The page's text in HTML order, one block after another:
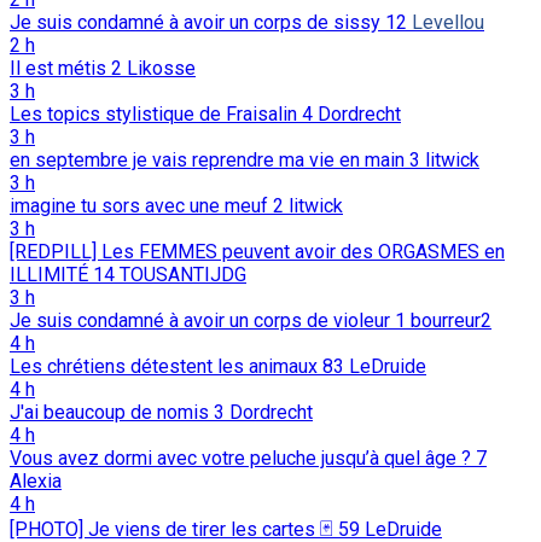
Je suis condamné à avoir un corps de sissy 12 Levellou
2 h
Il est métis 2 Likosse
3 h
Les topics stylistique de Fraisalin 4 Dordrecht
3 h
en septembre je vais reprendre ma vie en main 3 litwick
3 h
imagine tu sors avec une meuf 2 litwick
3 h
[REDPILL] Les FEMMES peuvent avoir des ORGASMES en
ILLIMITÉ 14 TOUSANTIJDG
3 h
Je suis condamné à avoir un corps de violeur 1 bourreur2
4 h
Les chrétiens détestent les animaux 83 LeDruide
4 h
J'ai beaucoup de nomis 3 Dordrecht
4 h
Vous avez dormi avec votre peluche jusqu’à quel âge ? 7
Alexia
4 h
[PHOTO] Je viens de tirer les cartes 🃏 59 LeDruide